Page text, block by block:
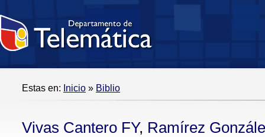
Estas en: Inicio » Biblio
Vivas Cantero FY, Ramírez